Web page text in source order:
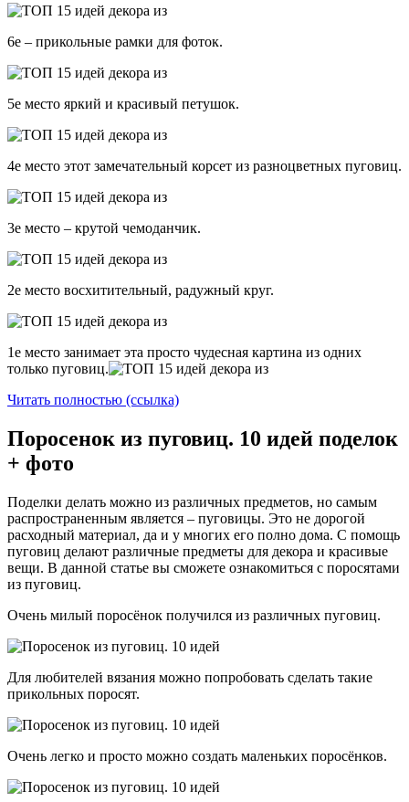
6е – прикольные рамки для фоток.
5е место яркий и красивый петушок.
4е место этот замечательный корсет из разноцветных пуговиц.
3е место – крутой чемоданчик.
2е место восхитительный, радужный круг.
1е место занимает эта просто чудесная картина из одних
только пуговиц.
Читать полностью (ссылка)
Поросенок из пуговиц. 10 идей поделок
+ фото
Поделки делать можно из различных предметов, но самым
распространенным является – пуговицы. Это не дорогой
расходный материал, да и у многих его полно дома. С помощь
пуговиц делают различные предметы для декора и красивые
вещи. В данной статье вы сможете ознакомиться с поросятами
из пуговиц.
Очень милый поросёнок получился из различных пуговиц.
Для любителей вязания можно попробовать сделать такие
прикольных поросят.
Очень легко и просто можно создать маленьких поросёнков.